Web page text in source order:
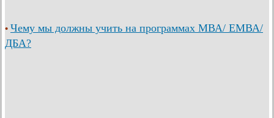
• Чему мы должны учить на программах МВА/ ЕМВА/
ДБА?